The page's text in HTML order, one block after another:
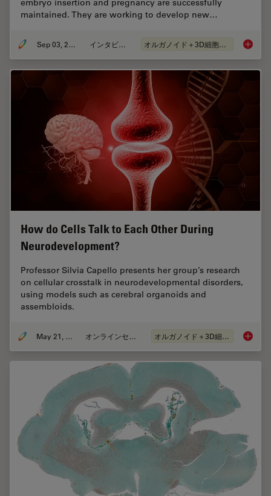
embryo insertion and pregnancy are successfully
maintained. They are working to develop new…
Sep 03, 2024 インタビュー オルガノイド＋3D細胞培養
How do Cells Talk to Each Other During
Neurodevelopment?
Professor Silvia Capello presents her group’s research
on cellular crosstalk in neurodevelopmental disorders,
using models such as cerebral organoids and
assembloids.
May 21, 2024 オンラインセミナー オルガノイド＋3D細胞培養 How